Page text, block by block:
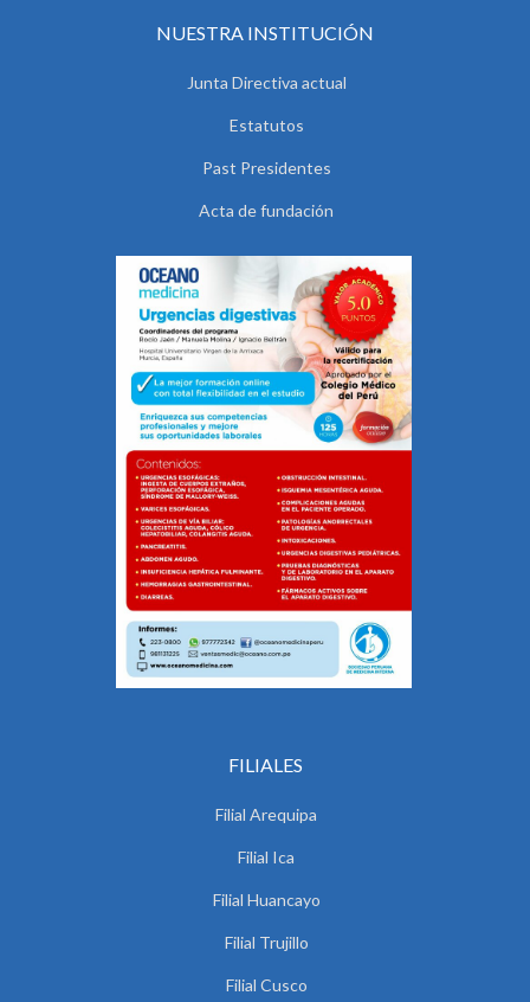
NUESTRA INSTITUCIÓN
Junta Directiva actual
Estatutos
Past Presidentes
Acta de fundación
FILIALES
Filial Arequipa
Filial Ica
Filial Huancayo
Filial Trujillo
Filial Cusco